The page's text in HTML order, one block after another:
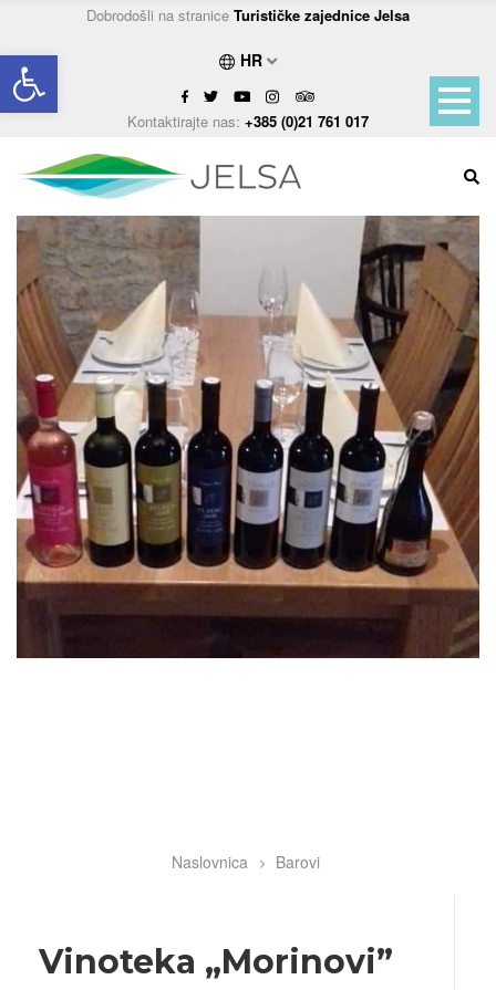
Open toolbar
Dobrodošli na stranice Turističke zajednice Jelsa
HR
Kontaktirajte nas: +385 (0)21 761 017
BreadcrumbNaslovnica Barovi
Vinoteka „Morinovi”